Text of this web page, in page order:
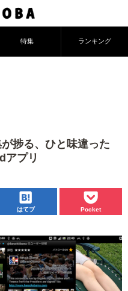
特集 ランキング
捗る、ひと味違った
アプリ
はてブ Pocket